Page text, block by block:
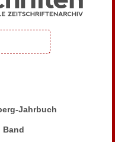
Jahrbuch
Band